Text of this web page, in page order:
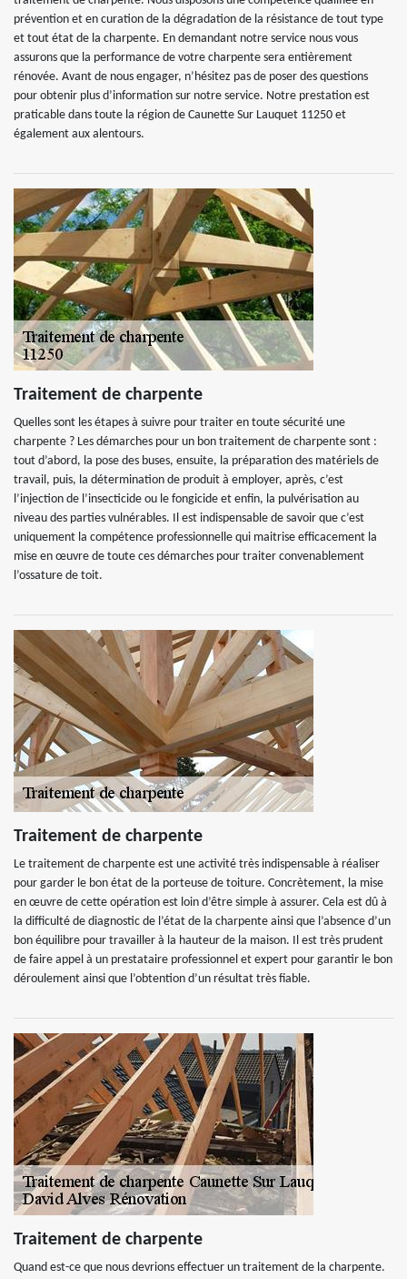
prévention et en curation de la dégradation de la résistance de tout type
et tout état de la charpente. En demandant notre service nous vous
assurons que la performance de votre charpente sera entièrement
rénovée. Avant de nous engager, n’hésitez pas de poser des questions
pour obtenir plus d’information sur notre service. Notre prestation est
praticable dans toute la région de Caunette Sur Lauquet 11250 et
également aux alentours.
Traitement de charpente
Quelles sont les étapes à suivre pour traiter en toute sécurité une
charpente ? Les démarches pour un bon traitement de charpente sont :
tout d’abord, la pose des buses, ensuite, la préparation des matériels de
travail, puis, la détermination de produit à employer, après, c’est
l’injection de l’insecticide ou le fongicide et enfin, la pulvérisation au
niveau des parties vulnérables. Il est indispensable de savoir que c’est
uniquement la compétence professionnelle qui maitrise efficacement la
mise en œuvre de toute ces démarches pour traiter convenablement
l’ossature de toit.
Traitement de charpente
Le traitement de charpente est une activité très indispensable à réaliser
pour garder le bon état de la porteuse de toiture. Concrètement, la mise
en œuvre de cette opération est loin d’être simple à assurer. Cela est dû à
la difficulté de diagnostic de l’état de la charpente ainsi que l’absence d’un
bon équilibre pour travailler à la hauteur de la maison. Il est très prudent
de faire appel à un prestataire professionnel et expert pour garantir le bon
déroulement ainsi que l’obtention d’un résultat très fiable.
Traitement de charpente
Quand est-ce que nous devrions effectuer un traitement de la charpente.